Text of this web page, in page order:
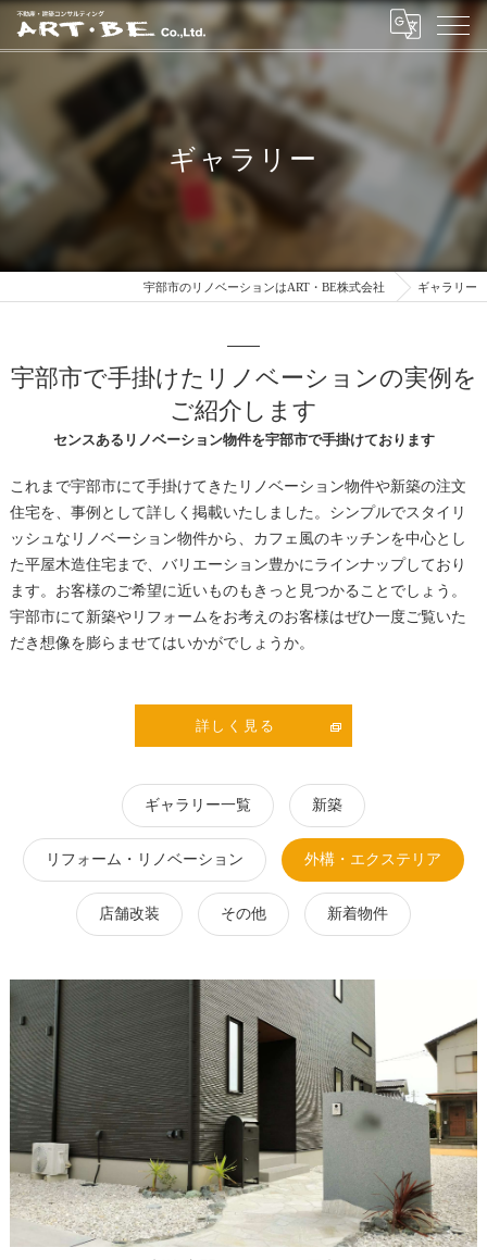
ギャラリー
宇部市のリノベーションはART・BE株式会社 ギャラリー
宇部市で手掛けたリノベーションの実例を
ご紹介します
センスあるリノベーション物件を宇部市で手掛けております
これまで宇部市にて手掛けてきたリノベーション物件や新築の注文
住宅を、事例として詳しく掲載いたしました。シンプルでスタイリ
ッシュなリノベーション物件から、カフェ風のキッチンを中心とし
た平屋木造住宅まで、バリエーション豊かにラインナップしており
ます。お客様のご希望に近いものもきっと見つかることでしょう。
宇部市にて新築やリフォームをお考えのお客様はぜひ一度ご覧いた
だき想像を膨らませてはいかがでしょうか。
詳しく見る
ギャラリー一覧 新築
リフォーム・リノベーション 外構・エクステリア
店舗改装 その他 新着物件